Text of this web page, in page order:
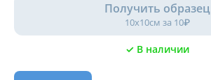
Получить образец
10х10см за 10₽
✓ В наличии